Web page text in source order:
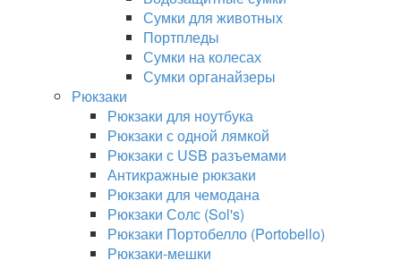
Сумки для животных
Портпледы
Сумки на колесах
Сумки органайзеры
Рюкзаки
Рюкзаки для ноутбука
Рюкзаки с одной лямкой
Рюкзаки с USB разъемами
Антикражные рюкзаки
Рюкзаки для чемодана
Рюкзаки Солс (Sol's)
Рюкзаки Портобелло (Portobello)
Рюкзаки-мешки